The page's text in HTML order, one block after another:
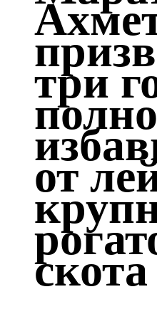
105,2 FM
Казан
91,5 FM
Кайбыч
106,1 FM
Кама тамагы
71,51 FM
Кукмара
107,9 FM
три
от